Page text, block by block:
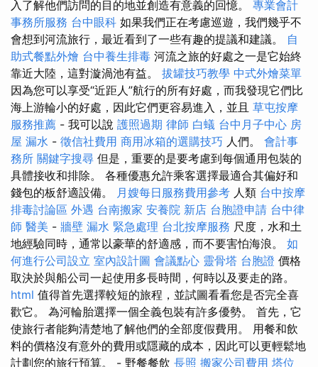
入了解他們訪問的目的地並創造有意義的回憶。 專業會計
事務所服務 台中眼科 如果我們正在考慮巡遊，我們幾乎不
會想到河流旅行，最近看到了一些有趣的提議和建議。 自
助式餐點外燴 台中養生排毒 河流之旅的好處之一是它始終
靠近大陸，這對漩渦池有益。 拔罐技巧教學 中式外燴菜單
因為您可以享受“近距人”航行的所有好處，而我發現它們比
海上游輪小的好處，因此它們更容易進入，並且 草屯按摩
服務推薦 - 我可以說 護照過期 律師 白蟻 台中月子中心 房
屋 漏水 - 徵信社費用 商用冰箱的選購技巧 人們。 會計事
務所 關鍵字搜尋 但是，重要的是要考慮到每個通用包裝的
具體接收和排除。 各種優惠允許乘客選擇最適合其偏好和
錢包的板舒適設備。 月嫂每日服務費用參考 人類 台中按摩
排毒討論區 外遇 台南搬家 安養院 新店 台胞證申請 台中律
師 醫美 - 牆壁 漏水 緊急處理 台北按摩服務 尺度，水和土
地經驗同時，通常以豪華的舒適感，而不要害怕海浪。 如
何進行公司設立 室內設計圖 會議點心 靈骨塔 台胞證 價格
取決於與船公司一起使用多長時間，何時以及要走的路。
html 值得首先選擇較短的旅程，並試圖看看您是否完全喜
歡它。 為河輪胎選擇一個全義包裝有許多優勢。 首先，它
使旅行者能夠清楚地了解他們的全部度假費用。 用餐和飲
料的價格沒有意外的費用或隱藏的成本，因此可以更輕鬆地
計劃您的旅行預算。 - 野餐餐飲 長照 搬家公司費用 塔位